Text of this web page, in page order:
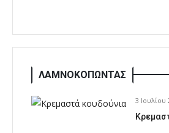
ΛΑΜΝΟΚΟΠΩΝΤΑΣ
3 Ιουλίου